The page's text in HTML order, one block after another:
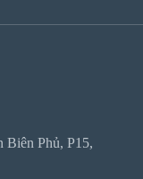
Phủ, P15,